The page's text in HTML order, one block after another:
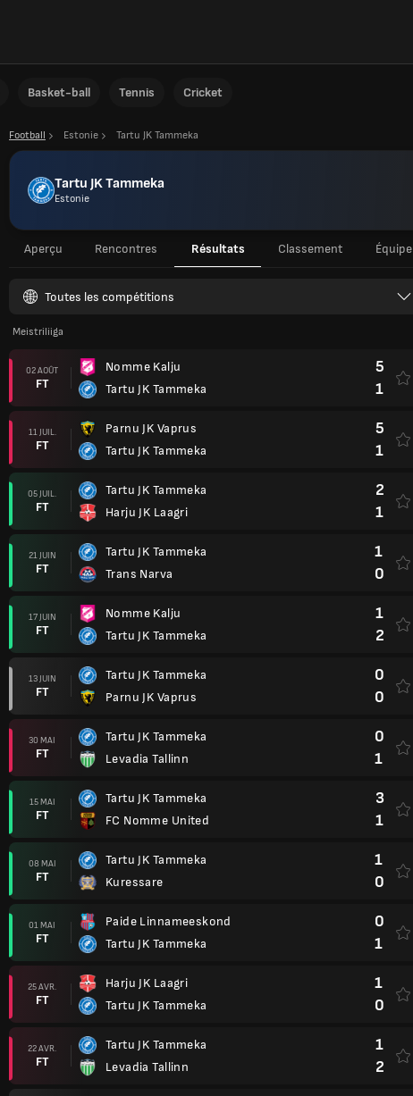
Basket-ball Tennis Cricket
Football Estonie Tartu JK Tammeka
Tartu JK Tammeka
Estonie
Aperçu Rencontres Résultats Classement Équipe
Toutes les compétitions
Meistriliiga
02 AOÛT
FT
Nomme Kalju
Tartu JK Tammeka
5
1
11 JUIL.
FT
Parnu JK Vaprus
Tartu JK Tammeka
5
1
05 JUIL.
FT
Tartu JK Tammeka
Harju JK Laagri
2
1
21 JUIN
FT
Tartu JK Tammeka
Trans Narva
1
0
17 JUIN
FT
Nomme Kalju
Tartu JK Tammeka
1
2
13 JUIN
FT
Tartu JK Tammeka
Parnu JK Vaprus
0
0
30 MAI
FT
Tartu JK Tammeka
Levadia Tallinn
0
1
15 MAI
FT
Tartu JK Tammeka
FC Nomme United
3
1
08 MAI
FT
Tartu JK Tammeka
Kuressare
1
0
01 MAI
FT
Paide Linnameeskond
Tartu JK Tammeka
0
1
25 AVR.
FT
Harju JK Laagri
Tartu JK Tammeka
1
0
22 AVR.
FT
Tartu JK Tammeka
Levadia Tallinn
1
2